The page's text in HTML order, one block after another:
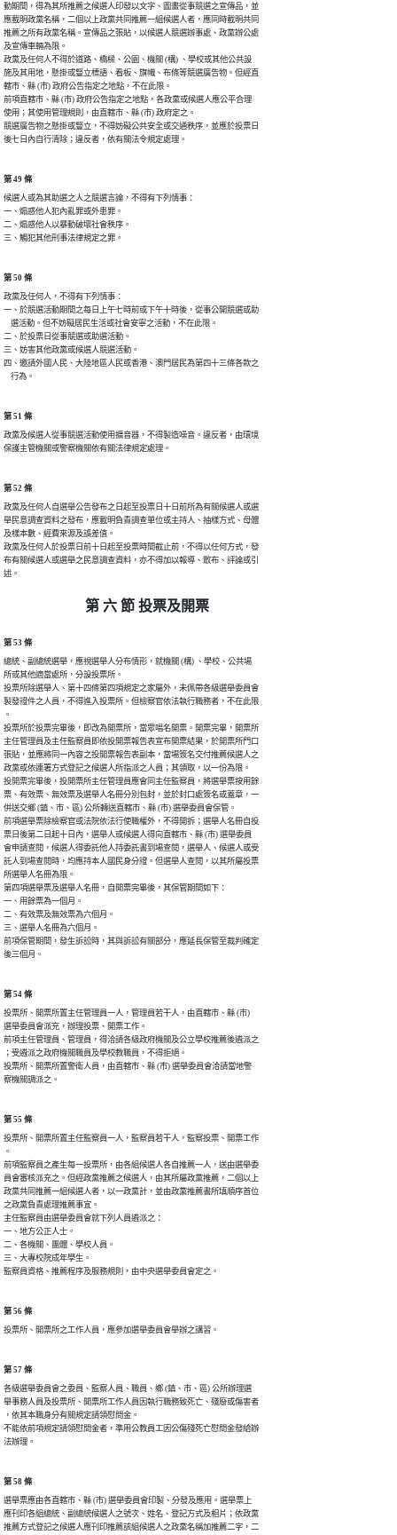
動期間，得為其所推薦之候選人印發以文字、圖畫從事競選之宣傳品，並
應載明政黨名稱，二個以上政黨共同推薦一組候選人者，應同時載明共同
推薦之所有政黨名稱。宣傳品之張貼，以候選人競選辦事處、政黨辦公處
及宣傳車輛為限。
政黨及任何人不得於道路、橋樑、公園、機關 (構) 、學校或其他公共設
施及其用地，懸掛或豎立標語、看板、旗幟、布條等競選廣告物。但經直
轄市、縣 (市) 政府公告指定之地點，不在此限。
前項直轄市、縣 (市) 政府公告指定之地點，各政黨或候選人應公平合理
使用；其使用管理規則，由直轄市、縣 (市) 政府定之。
競選廣告物之懸掛或豎立，不得妨礙公共安全或交通秩序，並應於投票日
後七日內自行清除；違反者，依有關法令規定處理。
第 49 條
候選人或為其助選之人之競選言論，不得有下列情事：
一、煽惑他人犯內亂罪或外患罪。
二、煽惑他人以暴動破壞社會秩序。
三、觸犯其他刑事法律規定之罪。
第 50 條
政黨及任何人，不得有下列情事：
一、於競選活動期間之每日上午七時前或下午十時後，從事公開競選或助
    選活動。但不妨礙居民生活或社會安寧之活動，不在此限。
二、於投票日從事競選或助選活動。
三、妨害其他政黨或候選人競選活動。
四、邀請外國人民、大陸地區人民或香港、澳門居民為第四十三條各款之
    行為。
第 51 條
政黨及候選人從事競選活動使用擴音器，不得製造噪音。違反者，由環境
保護主管機關或警察機關依有關法律規定處理。
第 52 條
政黨及任何人自選舉公告發布之日起至投票日十日前所為有關候選人或選
舉民意調查資料之發布，應載明負責調查單位或主持人、抽樣方式、母體
及樣本數、經費來源及誤差值。
政黨及任何人於投票日前十日起至投票時間截止前，不得以任何方式，發
布有關候選人或選舉之民意調查資料，亦不得加以報導、散布、評論或引
述。
第 六 節 投票及開票
第 53 條
總統、副總統選舉，應視選舉人分布情形，就機關 (構) 、學校、公共場
所或其他適當處所，分設投票所。
投票所除選舉人、第十四條第四項規定之家屬外，未佩帶各級選舉委員會
製發證件之人員，不得進入投票所。但檢察官依法執行職務者，不在此限
。
投票所於投票完畢後，即改為開票所，當眾唱名開票。開票完畢，開票所
主任管理員及主任監察員即依投開票報告表宣布開票結果，於開票所門口
張貼，並應將同一內容之投開票報告表副本，當場簽名交付推薦候選人之
政黨或依連署方式登記之候選人所指派之人員；其領取，以一份為限。
投開票完畢後，投開票所主任管理員應會同主任監察員，將選舉票按用餘
票、有效票、無效票及選舉人名冊分別包封，並於封口處簽名或蓋章，一
併送交鄉 (鎮、市、區) 公所轉送直轄市、縣 (市) 選舉委員會保管。
前項選舉票除檢察官或法院依法行使職權外，不得開拆；選舉人名冊自投
票日後第二日起十日內，選舉人或候選人得向直轄市、縣 (市) 選舉委員
會申請查閱，候選人得委託他人持委託書到場查閱，選舉人、候選人或受
託人到場查閱時，均應持本人國民身分證。但選舉人查閱，以其所屬投票
所選舉人名冊為限。
第四項選舉票及選舉人名冊，自開票完畢後，其保管期間如下：
一、用餘票為一個月。
二、有效票及無效票為六個月。
三、選舉人名冊為六個月。
前項保管期間，發生訴訟時，其與訴訟有關部分，應延長保管至裁判確定
後三個月。
第 54 條
投票所、開票所置主任管理員一人，管理員若干人，由直轄市、縣 (市)
選舉委員會派充，辦理投票、開票工作。
前項主任管理員、管理員，得洽請各級政府機關及公立學校推薦後遴派之
；受遴派之政府機關職員及學校教職員，不得拒絕。
投票所、開票所置警衛人員，由直轄市、縣 (市) 選舉委員會洽請當地警
察機關調派之。
第 55 條
投票所、開票所置主任監察員一人，監察員若干人，監察投票、開票工作
。
前項監察員之產生每一投票所，由各組候選人各自推薦一人，送由選舉委
員會審核派充之。但經政黨推薦之候選人，由其所屬政黨推薦，二個以上
政黨共同推薦一組候選人者，以一政黨計，並由政黨推薦書所填順序首位
之政黨負責處理推薦事宜。
主任監察員由選舉委員會就下列人員遴派之：
一、地方公正人士。
二、各機關、團體、學校人員。
三、大專校院成年學生。
監察員資格、推薦程序及服務規則，由中央選舉委員會定之。
第 56 條
投票所、開票所之工作人員，應參加選舉委員會舉辦之講習。
第 57 條
各級選舉委員會之委員、監察人員、職員、鄉 (鎮、市、區) 公所辦理選
舉事務人員及投票所、開票所工作人員因執行職務致死亡、殘廢或傷害者
，依其本職身分有關規定請領慰問金。
不能依前項規定請領慰問金者，準用公教員工因公傷殘死亡慰問金發給辦
法辦理。
第 58 條
選舉票應由各直轄市、縣 (市) 選舉委員會印製、分發及應用。選舉票上
應刊印各組總統、副總統候選人之號次、姓名、登記方式及相片；依政黨
推薦方式登記之候選人應刊印推薦該組候選人之政黨名稱加推薦二字，二